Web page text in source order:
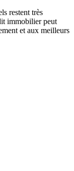
restent très
immobilier peut
et aux meilleurs